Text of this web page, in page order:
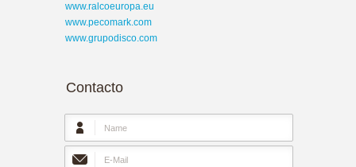
www.ralcoeuropa.eu
www.pecomark.com
www.grupodisco.com
Contacto